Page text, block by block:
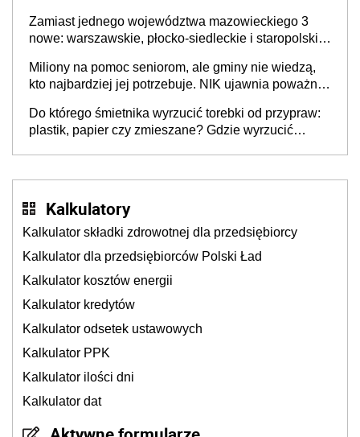
Zamiast jednego województwa mazowieckiego 3
nowe: warszawskie, płocko-siedleckie i staropolskie.
stołecznych
Miliony na pomoc seniorom, ale gminy nie wiedzą,
kto najbardziej jej potrzebuje. NIK ujawnia poważną
Do którego śmietnika wyrzucić torebki od przypraw:
plastik, papier czy zmieszane? Gdzie wyrzucić
Kalkulatory
Kalkulator składki zdrowotnej dla przedsiębiorcy
Kalkulator dla przedsiębiorców Polski Ład
Kalkulator kosztów energii
Kalkulator kredytów
Kalkulator odsetek ustawowych
Kalkulator PPK
Kalkulator ilości dni
Kalkulator dat